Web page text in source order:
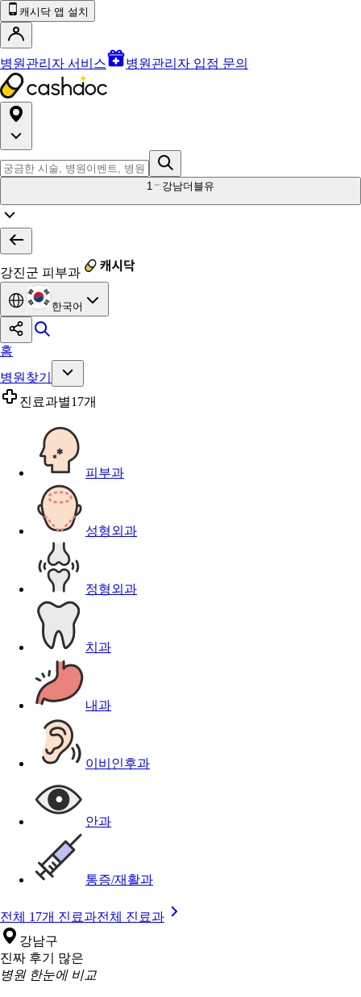
캐시닥 앱 설치
병원관리자 서비스 병원관리자 입점 문의
1 강남더블유
강진군 피부과
한국어
홈
병원찾기
진료과별17개
피부과
성형외과
정형외과
치과
내과
이비인후과
안과
통증/재활과
전체 17개 진료과전체 진료과
강남구
진짜 후기 많은
병원 한눈에 비교